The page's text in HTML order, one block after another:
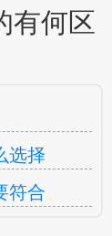
有何区
选择
符合